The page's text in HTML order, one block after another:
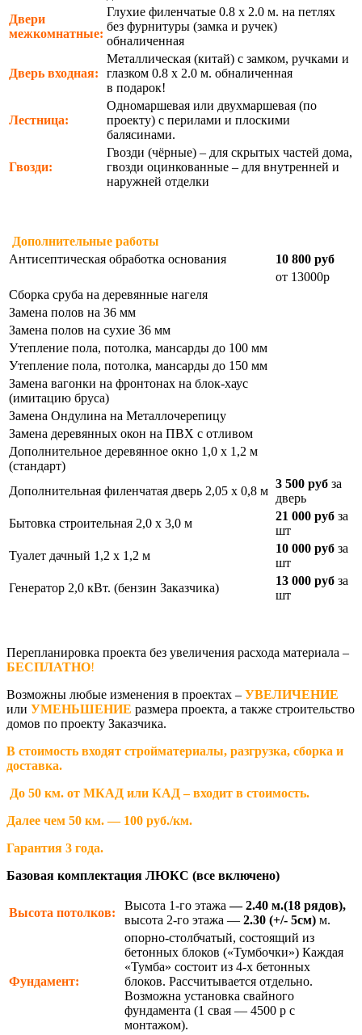
Двери
межкомнатные:
Глухие филенчатые 0.8 х 2.0 м. на петлях
без фурнитуры (замка и ручек)
обналиченная
Дверь входная:
Металлическая (китай) с замком, ручками и
глазком 0.8 х 2.0 м. обналиченная
в подарок!
Лестница:
Одномаршевая или двухмаршевая (по
проекту) с перилами и плоскими
балясинами.
Гвозди:
Гвозди (чёрные) – для скрытых частей дома,
гвозди оцинкованные – для внутренней и
наружней отделки
Дополнительные работы
Антисептическая обработка основания
10 800 руб
от 13000р
Сборка сруба на деревянные нагеля
Замена полов на 36 мм
Замена полов на сухие 36 мм
Утепление пола, потолка, мансарды до 100 мм
Утепление пола, потолка, мансарды до 150 мм
Замена вагонки на фронтонах на блок-хаус
(имитацию бруса)
Замена Ондулина на Металлочерепицу
Замена деревянных окон на ПВХ с отливом
Дополнительное деревянное окно 1,0 х 1,2 м
(стандарт)
Дополнительная филенчатая дверь 2,05 х 0,8 м
3 500 руб за
дверь
Бытовка строительная 2,0 х 3,0 м
21 000 руб за
шт
Туалет дачный 1,2 х 1,2 м
10 000 руб за
шт
Генератор 2,0 кВт. (бензин Заказчика)
13 000 руб за
шт
Перепланировка проекта без увеличения расхода материала –
БЕСПЛАТНО!
Возможны любые изменения в проектах – УВЕЛИЧЕНИЕ
или УМЕНЬШЕНИЕ размера проекта, а также строительство
домов по проекту Заказчика.
В стоимость входят стройматериалы, разгрузка, сборка и
доставка.
До 50 км. от МКАД или КАД – входит в стоимость.
Далее чем 50 км. — 100 руб./км.
Гарантия 3 года.
Базовая комплектация ЛЮКС (все включено)
Высота потолков:
Высота 1-го этажа— 2.40 м.(18 рядов),
высота 2-го этажа — 2.30 (+/- 5см) м.
Фундамент:
опорно-столбчатый, состоящий из
бетонных блоков («Тумбочки») Каждая
«Тумба» состоит из 4-х бетонных
блоков. Рассчитывается отдельно.
Возможна установка свайного
фундамента (1 свая — 4500 р с
монтажом).